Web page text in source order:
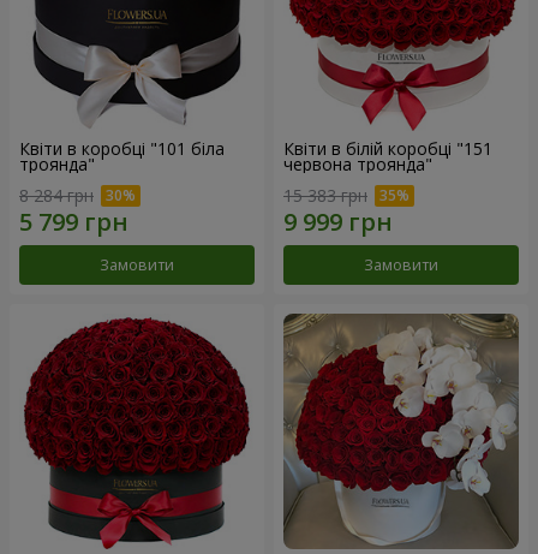
Квіти в коробці "101 біла
троянда"
8 284 грн
Замовити
Квіти в білій коробці "151
червона троянда"
15 383 грн
Замовити